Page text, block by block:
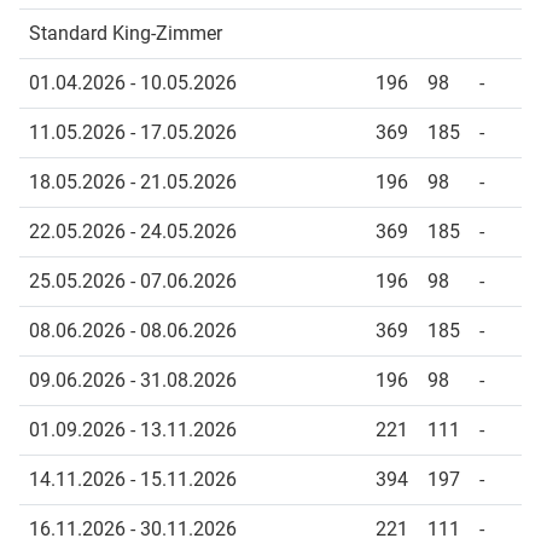
Standard King-Zimmer
01.04.2026 - 10.05.2026 196 98 -
11.05.2026 - 17.05.2026 369 185 -
18.05.2026 - 21.05.2026 196 98 -
22.05.2026 - 24.05.2026 369 185 -
25.05.2026 - 07.06.2026 196 98 -
08.06.2026 - 08.06.2026 369 185 -
09.06.2026 - 31.08.2026 196 98 -
01.09.2026 - 13.11.2026 221 111 -
14.11.2026 - 15.11.2026 394 197 -
16.11.2026 - 30.11.2026 221 111 -